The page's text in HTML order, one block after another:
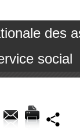
des
social